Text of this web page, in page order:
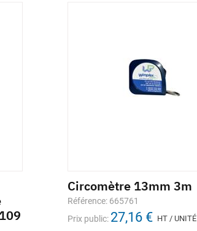
Réduction laiton
concentrique mâle-femelle
Référence: M021499
Circomètre 13mm 3m
Référence: 665761
Prix public: 27,16 € HT / UNITÉ